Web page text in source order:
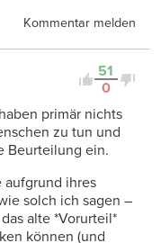
Kommentar melden
51
0
primär nichts
zu tun und
Beurteilung ein.
aufgrund ihres
solch ich sagen –
alte *Vorurteil*
können (und